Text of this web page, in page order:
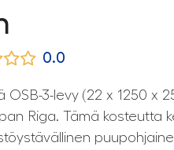
0.0
OSB-3-levy (22 x 1250 x
Riga. Tämä kosteutta